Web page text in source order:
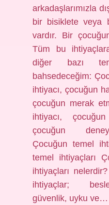
arkadaşlarımızla
bir bisiklete veya
vardır. Bir
Tüm bu
diğer bazı
bahsedeceğim:
ihtiyacı, çocuğun
çocuğun merak
ihtiyacı,
çocuğun
Çocuğun temel
temel ihtiyaçları
ihtiyaçları
ihtiyaçlar;
güvenlik, uyku ve…